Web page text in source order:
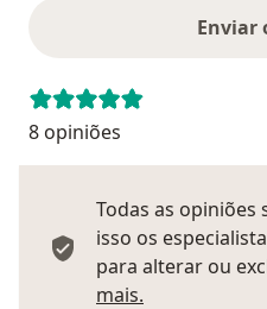
Enviar
8 opiniões
Todas as
isso os
para alterar ou
mais.